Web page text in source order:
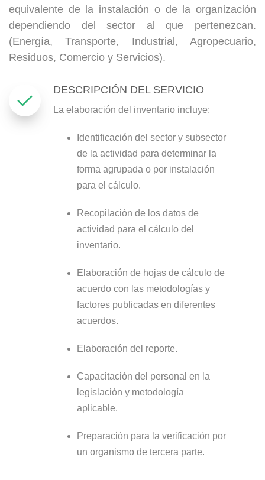
equivalente de la instalación o de la organización
dependiendo del sector al que pertenezcan.
(Energía, Transporte, Industrial, Agropecuario,
Residuos, Comercio y Servicios).
DESCRIPCIÓN DEL SERVICIO
La elaboración del inventario incluye:
Identificación del sector y subsector
de la actividad para determinar la
forma agrupada o por instalación
para el cálculo.
Recopilación de los datos de
actividad para el cálculo del
inventario.
Elaboración de hojas de cálculo de
acuerdo con las metodologías y
factores publicadas en diferentes
acuerdos.
Elaboración del reporte.
Capacitación del personal en la
legislación y metodología
aplicable.
Preparación para la verificación por
un organismo de tercera parte.